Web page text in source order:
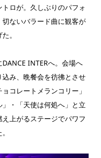
ロが。久しぶりのパフォ
ないバラード曲に観客が
。
INTERへ。会場へ
み、晩餐会を彷彿とさせ
コレートメランコリー」
・「天使は何処へ」と立
上がるステージでパワフ